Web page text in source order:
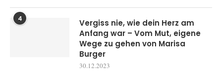
4
Vergiss nie, wie dein Herz am
Anfang war – Vom Mut, eigene
Wege zu gehen von Marisa
Burger
30.12.2023